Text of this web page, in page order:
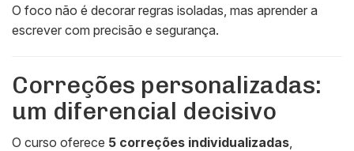
O foco não é decorar regras isoladas, mas aprender a
escrever com precisão e segurança.
Correções personalizadas:
um diferencial decisivo
O curso oferece 5 correções individualizadas